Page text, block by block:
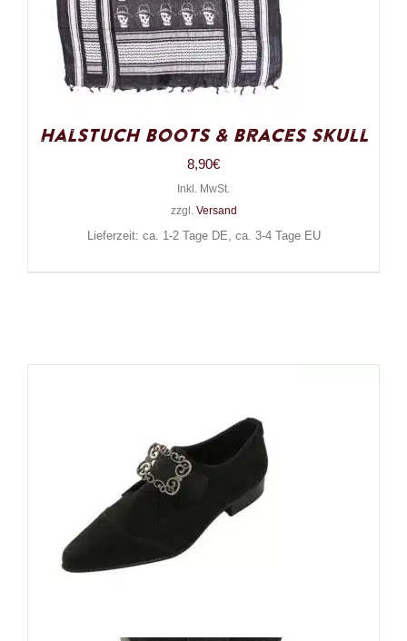
Halstuch Boots & Braces Skull
8,90€
Inkl. MwSt.
zzgl. Versand
Lieferzeit: ca. 1-2 Tage DE, ca. 3-4 Tage EU